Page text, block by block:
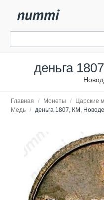
деньга
Главная / Монеты / Царские
Медь / деньга 1807, КМ,